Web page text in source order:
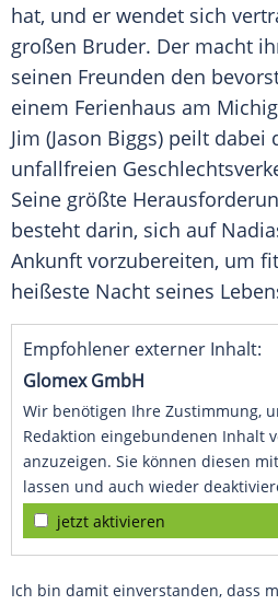
hat, und er wendet sich
großen Bruder. Der macht
seinen Freunden den
einem Ferienhaus am
Jim (Jason Biggs) peilt dabei
unfallfreien
Seine größte
besteht darin, sich auf
Ankunft vorzubereiten, um
heißeste Nacht seines
Empfohlener externer Inhalt:
Glomex GmbH
Wir benötigen Ihre Zustimmung,
Redaktion eingebundenen Inhalt
anzuzeigen. Sie können diesen
lassen und auch wieder
jetzt aktivieren
Ich bin damit einverstanden, dass